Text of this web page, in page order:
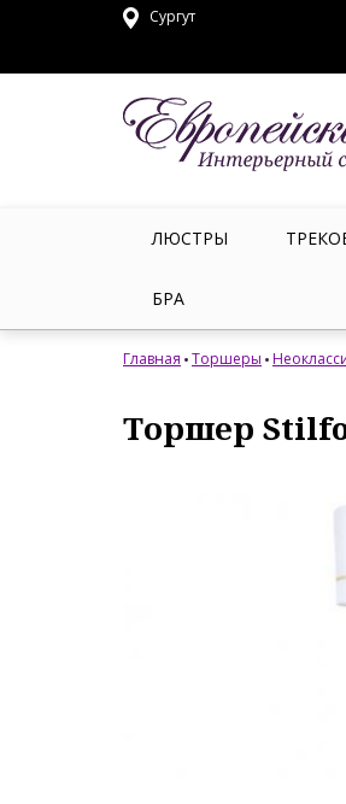
Сургут
ЛЮСТРЫ
БРА
Главная Торшеры
Торшер